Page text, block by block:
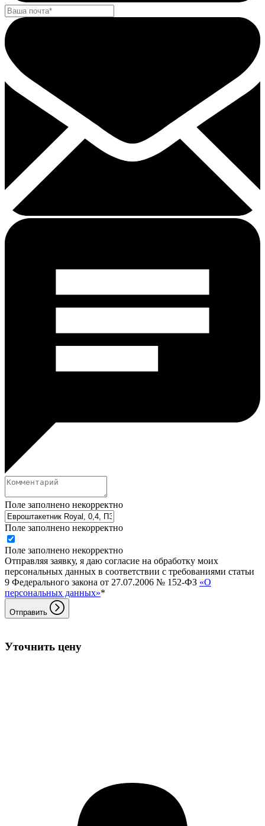
Поле заполнено некорректно
Поле заполнено некорректно
Поле заполнено некорректно
Отправляя заявку, я даю согласие на обработку моих
персональных данных в соответствии с требованиями статьи
9 Федерального закона от 27.07.2006 № 152-ФЗ «О
персональных данных»*
Отправить
Уточнить цену